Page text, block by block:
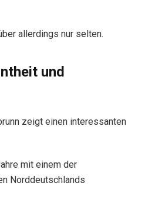
allerdings nur selten.
und
zeigt einen interessanten
mit einem der
Norddeutschlands